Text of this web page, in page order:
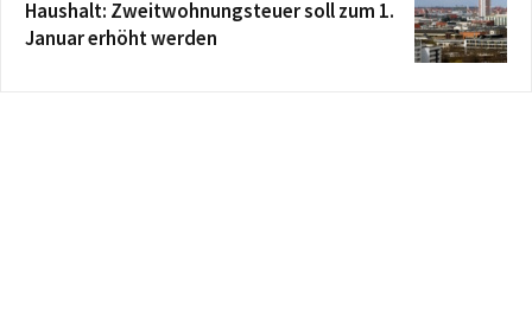
Haushalt: Zweitwohnungsteuer soll zum 1.
Januar erhöht werden